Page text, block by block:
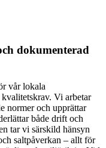
dokumenterad
vår lokala
Vi arbetar
normer och upprättar
både drift och
tar vi särskild hänsyn
saltpåverkan – allt för